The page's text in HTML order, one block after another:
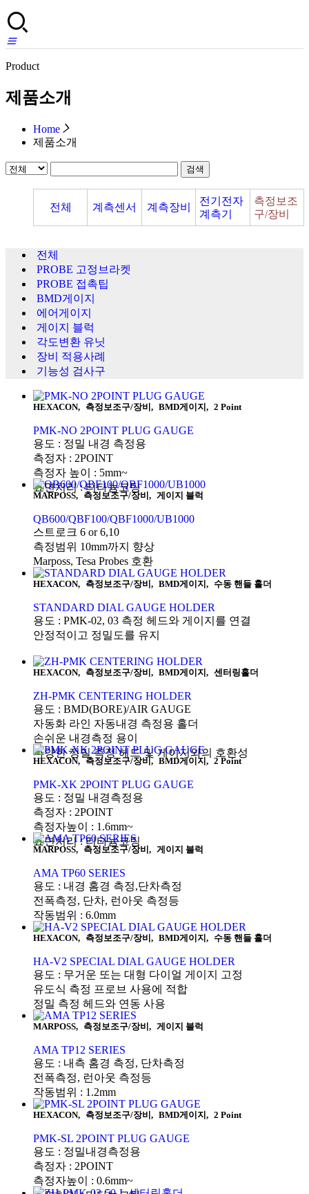
Product
제품소개
Home
제품소개
검색
전체 계측센서 계측장비
전기전자
계측기
측정보조
구/장비
전체
PROBE 고정브라켓
PROBE 접촉팁
BMD게이지
에어게이지
게이지 블럭
각도변환 유닛
장비 적용사례
기능성 검사구
HEXACON, 측정보조구/장비, BMD게이지, 2 Point
PMK-NO 2POINT PLUG GAUGE
용도 : 정밀 내경 측정용
측정자 : 2POINT
측정자 높이 : 5mm~
표면처리 : 티타늄코팅
MARPOSS, 측정보조구/장비, 게이지 블럭
QB600/QBF100/QBF1000/UB1000
스트로크 6 or 6,10
측정범위 10mm까지 향상
Marposs, Tesa Probes 호환
HEXACON, 측정보조구/장비, BMD게이지, 수동 핸들 홀더
STANDARD DIAL GAUGE HOLDER
용도 : PMK-02, 03 측정 헤드와 게이지를 연결
안정적이고 정밀도를 유지
HEXACON, 측정보조구/장비, BMD게이지, 센터링홀더
ZH-PMK CENTERING HOLDER
용도 : BMD(BORE)/AIR GAUGE
자동화 라인 자동내경 측정용 홀더
손쉬운 내경측정 용이
다양한 정밀 측정 헤드 및 게이지와의 호환성
HEXACON, 측정보조구/장비, BMD게이지, 2 Point
PMK-XK 2POINT PLUG GAUGE
용도 : 정밀 내경측정용
측정자 : 2POINT
측정자높이 : 1.6mm~
표면처리 : 티타늄코팅
MARPOSS, 측정보조구/장비, 게이지 블럭
AMA TP60 SERIES
용도 : 내경 홈경 측정,단차측정
전폭측정, 단차, 런아웃 측정등
작동범위 : 6.0mm
HEXACON, 측정보조구/장비, BMD게이지, 수동 핸들 홀더
HA-V2 SPECIAL DIAL GAUGE HOLDER
용도 : 무거운 또는 대형 다이얼 게이지 고정
유도식 측정 프로브 사용에 적합
정밀 측정 헤드와 연동 사용
MARPOSS, 측정보조구/장비, 게이지 블럭
AMA TP12 SERIES
용도 : 내측 홈경 측정, 단차측정
전폭측정, 런아웃 측정등
작동범위 : 1.2mm
HEXACON, 측정보조구/장비, BMD게이지, 2 Point
PMK-SL 2POINT PLUG GAUGE
용도 : 정밀내경측정용
측정자 : 2POINT
측정자높이 : 0.6mm~